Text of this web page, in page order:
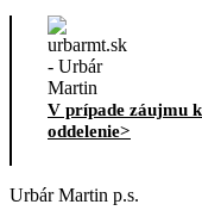
V prípade záujmu
oddelenie>
Urbár Martin p.s.